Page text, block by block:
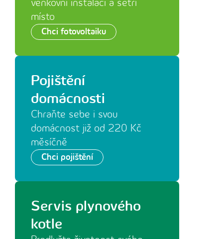
venkovní instalaci a šetří
místo
Chci fotovoltaiku
Pojištění
domácnosti
Chraňte sebe i svou
domácnost již od 220 Kč
měsíčně
Chci pojištění
Servis plynového
kotle